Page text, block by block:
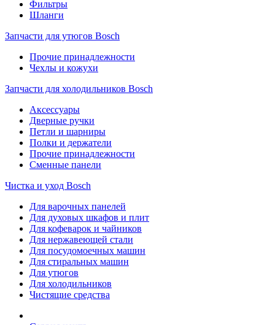
Фильтры
Шланги
Запчасти для утюгов Bosch
Прочие принадлежности
Чехлы и кожухи
Запчасти для холодильников Bosch
Аксессуары
Дверные ручки
Петли и шарниры
Полки и держатели
Прочие принадлежности
Сменные панели
Чистка и уход Bosch
Для варочных панелей
Для духовых шкафов и плит
Для кофеварок и чайников
Для нержавеющей стали
Для посудомоечных машин
Для стиральных машин
Для утюгов
Для холодильников
Чистящие средства